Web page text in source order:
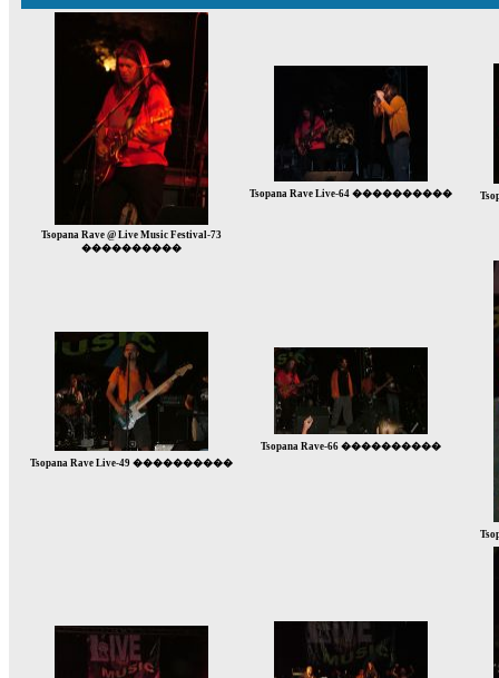
Tsopana Rave @ Live Music Festival-73
����������
Tsopana Rave Live-64 ����������
Tsopana Rave Live-49 ����������
Tsopana Rave-66 ����������